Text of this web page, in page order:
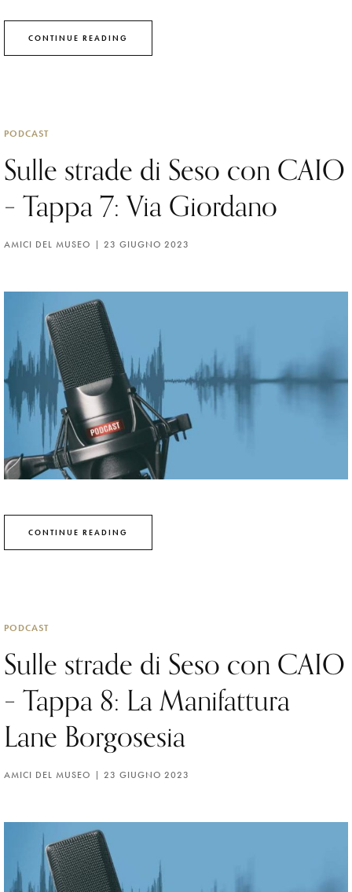
CONTINUE READING
PODCAST
Sulle strade di Seso con CAIO
– Tappa 7: Via Giordano
AMICI DEL MUSEO 23 GIUGNO 2023
CONTINUE READING
PODCAST
Sulle strade di Seso con CAIO
– Tappa 8: La Manifattura
Lane Borgosesia
AMICI DEL MUSEO 23 GIUGNO 2023